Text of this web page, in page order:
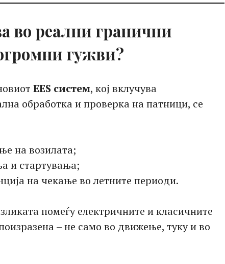
во реални гранични
гужви?
EES систем, кој вклучува
обработка и проверка на патници, се
на возилата;
и стартувања;
на чекање во летните периоди.
помеѓу електричните и класичните
– не само во движење, туку и во